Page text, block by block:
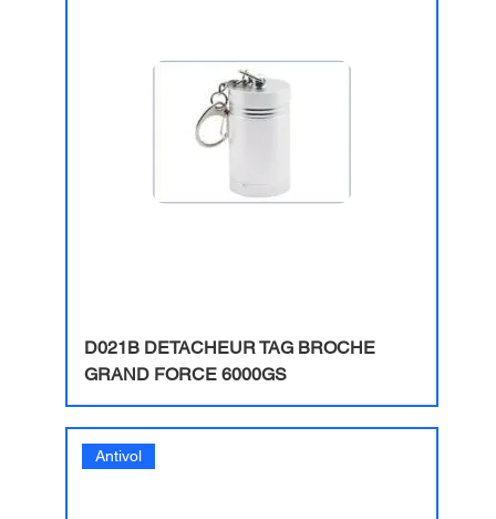
D021B DETACHEUR TAG BROCHE
GRAND FORCE 6000GS
Antivol